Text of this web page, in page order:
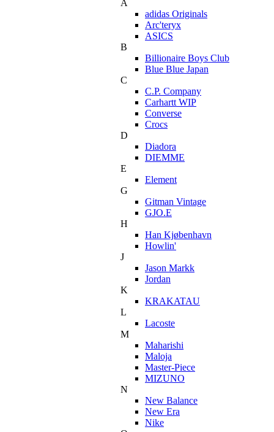
A
adidas Originals
Arc'teryx
ASICS
B
Billionaire Boys Club
Blue Blue Japan
C
C.P. Company
Carhartt WIP
Converse
Crocs
D
Diadora
DIEMME
E
Element
G
Gitman Vintage
GJO.E
H
Han Kjøbenhavn
Howlin'
J
Jason Markk
Jordan
K
KRAKATAU
L
Lacoste
M
Maharishi
Maloja
Master-Piece
MIZUNO
N
New Balance
New Era
Nike